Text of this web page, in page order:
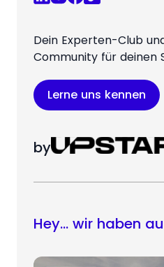
Dein Experten-Club
Community für deinen
Lerne uns kennen
by
Hey… wir haben